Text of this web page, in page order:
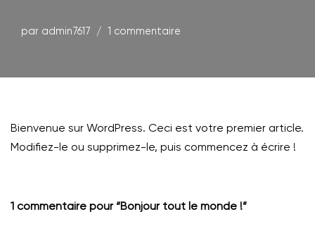
par admin7617 1 commentaire
Bienvenue sur WordPress. Ceci est votre premier article.
Modifiez-le ou supprimez-le, puis commencez à écrire !
1 commentaire pour “Bonjour tout le monde !”